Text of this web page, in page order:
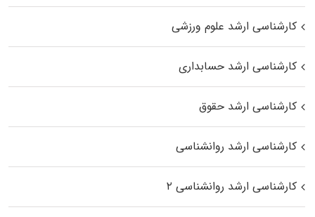
کارشناسی ارشد علوم ورزشی
کارشناسی ارشد حسابداری
کارشناسی ارشد حقوق
کارشناسی ارشد روانشناسی
کارشناسی ارشد روانشناسی ۲